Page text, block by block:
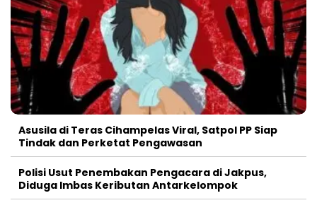
Asusila di Teras Cihampelas Viral, Satpol PP Siap
Tindak dan Perketat Pengawasan
Polisi Usut Penembakan Pengacara di Jakpus,
Diduga Imbas Keributan Antarkelompok